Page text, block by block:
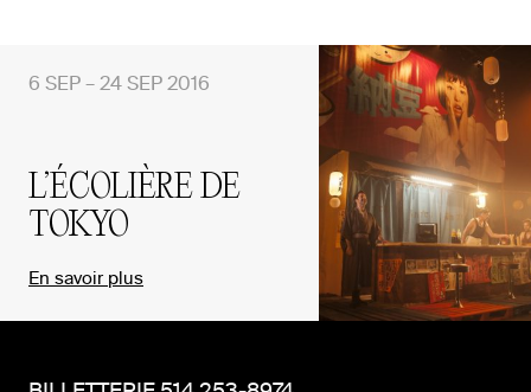
L’ÉCOLIÈRE DE
TOKYO
6 SEP – 24 SEP 2016
En savoir plus